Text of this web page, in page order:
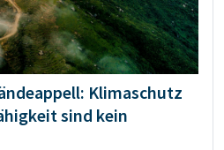
Klimaschutz
sind kein